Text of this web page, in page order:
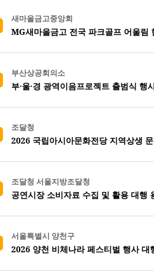
새마을금고중앙회
MG새마을금고 전국 파크골프 어울림
부산상공회의소
부·울·경 광역이음프로젝트 출범식
조달청
2026 국립아시아문화전당 지역상생
조달청 서울지방조달청
공연시장 소비자료 수집 및 활용 대행
서울특별시 양천구
2026 양천 비체나라 페스티벌 행사 대